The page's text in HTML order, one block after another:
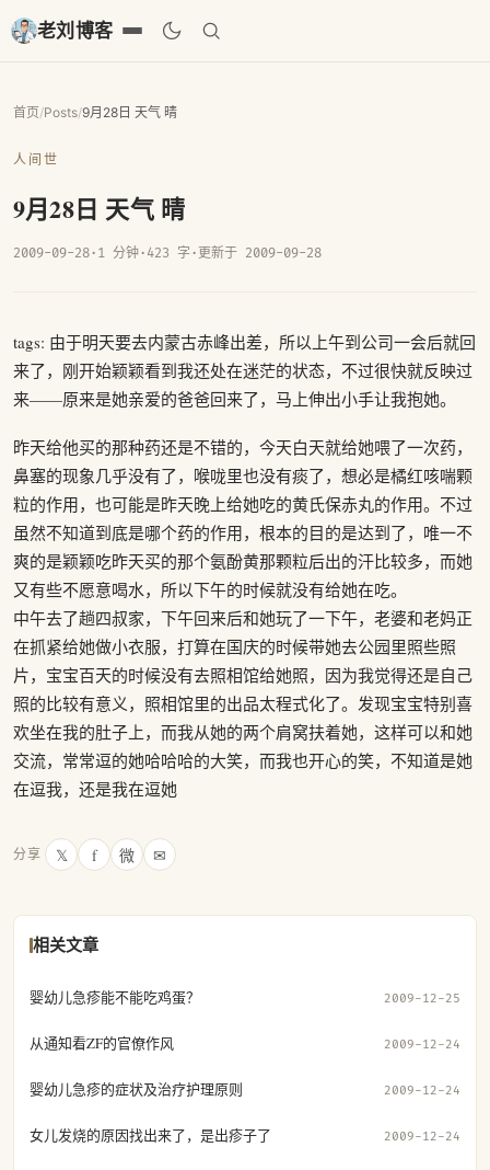
老刘博客
首页/Posts/9月28日 天气 晴
人间世
9月28日 天气 晴
2009-09-28· 1 分钟· 423 字 · 更新于 2009-09-28
tags: 由于明天要去内蒙古赤峰出差，所以上午到公司一会后就回
来了，刚开始颖颖看到我还处在迷茫的状态，不过很快就反映过
来——原来是她亲爱的爸爸回来了，马上伸出小手让我抱她。
昨天给他买的那种药还是不错的，今天白天就给她喂了一次药，
鼻塞的现象几乎没有了，喉咙里也没有痰了，想必是橘红咳喘颗
粒的作用，也可能是昨天晚上给她吃的黄氏保赤丸的作用。不过
虽然不知道到底是哪个药的作用，根本的目的是达到了，唯一不
爽的是颖颖吃昨天买的那个氨酚黄那颗粒后出的汗比较多，而她
又有些不愿意喝水，所以下午的时候就没有给她在吃。
中午去了趟四叔家，下午回来后和她玩了一下午，老婆和老妈正
在抓紧给她做小衣服，打算在国庆的时候带她去公园里照些照
片，宝宝百天的时候没有去照相馆给她照，因为我觉得还是自己
照的比较有意义，照相馆里的出品太程式化了。发现宝宝特别喜
欢坐在我的肚子上，而我从她的两个肩窝扶着她，这样可以和她
交流，常常逗的她哈哈哈的大笑，而我也开心的笑，不知道是她
在逗我，还是我在逗她
分享 𝕏 f 微 ✉
相关文章
婴幼儿急疹能不能吃鸡蛋？ 2009-12-25
从通知看ZF的官僚作风 2009-12-24
婴幼儿急疹的症状及治疗护理原则 2009-12-24
女儿发烧的原因找出来了，是出疹子了 2009-12-24